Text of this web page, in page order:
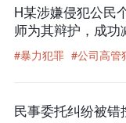
H某涉嫌侵犯公民
师为其辩护，成功
#暴力犯罪 #公司高管
民事委托纠纷被